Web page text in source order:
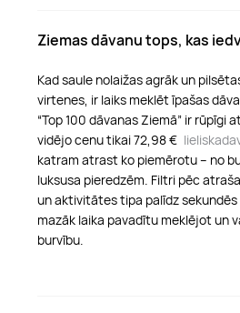
Ziemas dāvanu tops, kas
Kad saule nolaižas agrāk un
virtenes, ir laiks meklēt īpašas
“Top 100 dāvanas Ziemā” ir rūpīgi
vidējo cenu tikai 72,98 €
katram atrast ko piemērotu – no
luksusa pieredzēm. Filtri pēc
un aktivitātes tipa palīdz
mazāk laika pavadītu meklējot un
burvību.